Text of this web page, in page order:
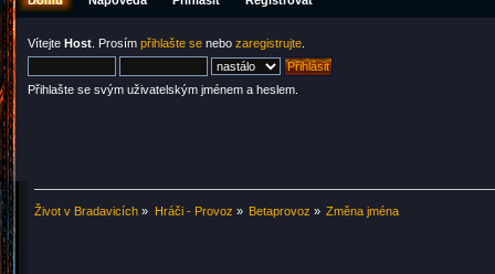
Vítejte Host . Prosím přihlašte se nebo zaregistrujte
Přihlašte se svým uživatelským jménem a heslem.
Život v Bradavicích » Hráči - Provoz » Betaprovoz » Změna jména